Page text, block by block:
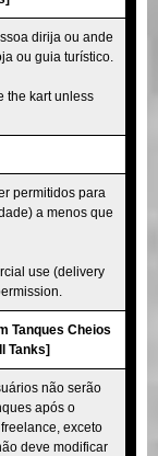
dirija ou ande
ou guia turístico.
the kart unless
permitidos para
a menos que
use (delivery
Tanques Cheios
Tanks]
não serão
após o
exceto
deve modificar